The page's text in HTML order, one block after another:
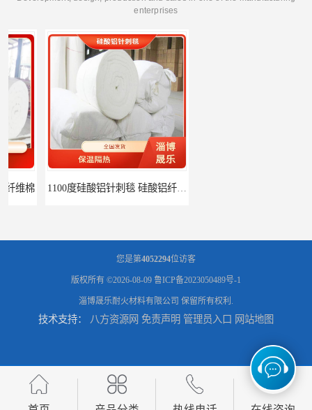
enterprises
1100度硅酸铝针刺毯 硅酸铝纤维毡
硅酸铝针刺毯 陶瓷纤维毯 陶瓷纤维毯 硅酸铝纤维毯
您是第4052294位访客
版权所有 ©2026-08-09 鲁ICP备2023050489号-1
淄博晟乐耐火材料有限公司 保留所有权利.
技术支持： 八方资源网 免责声明 管理员入口 网站地图